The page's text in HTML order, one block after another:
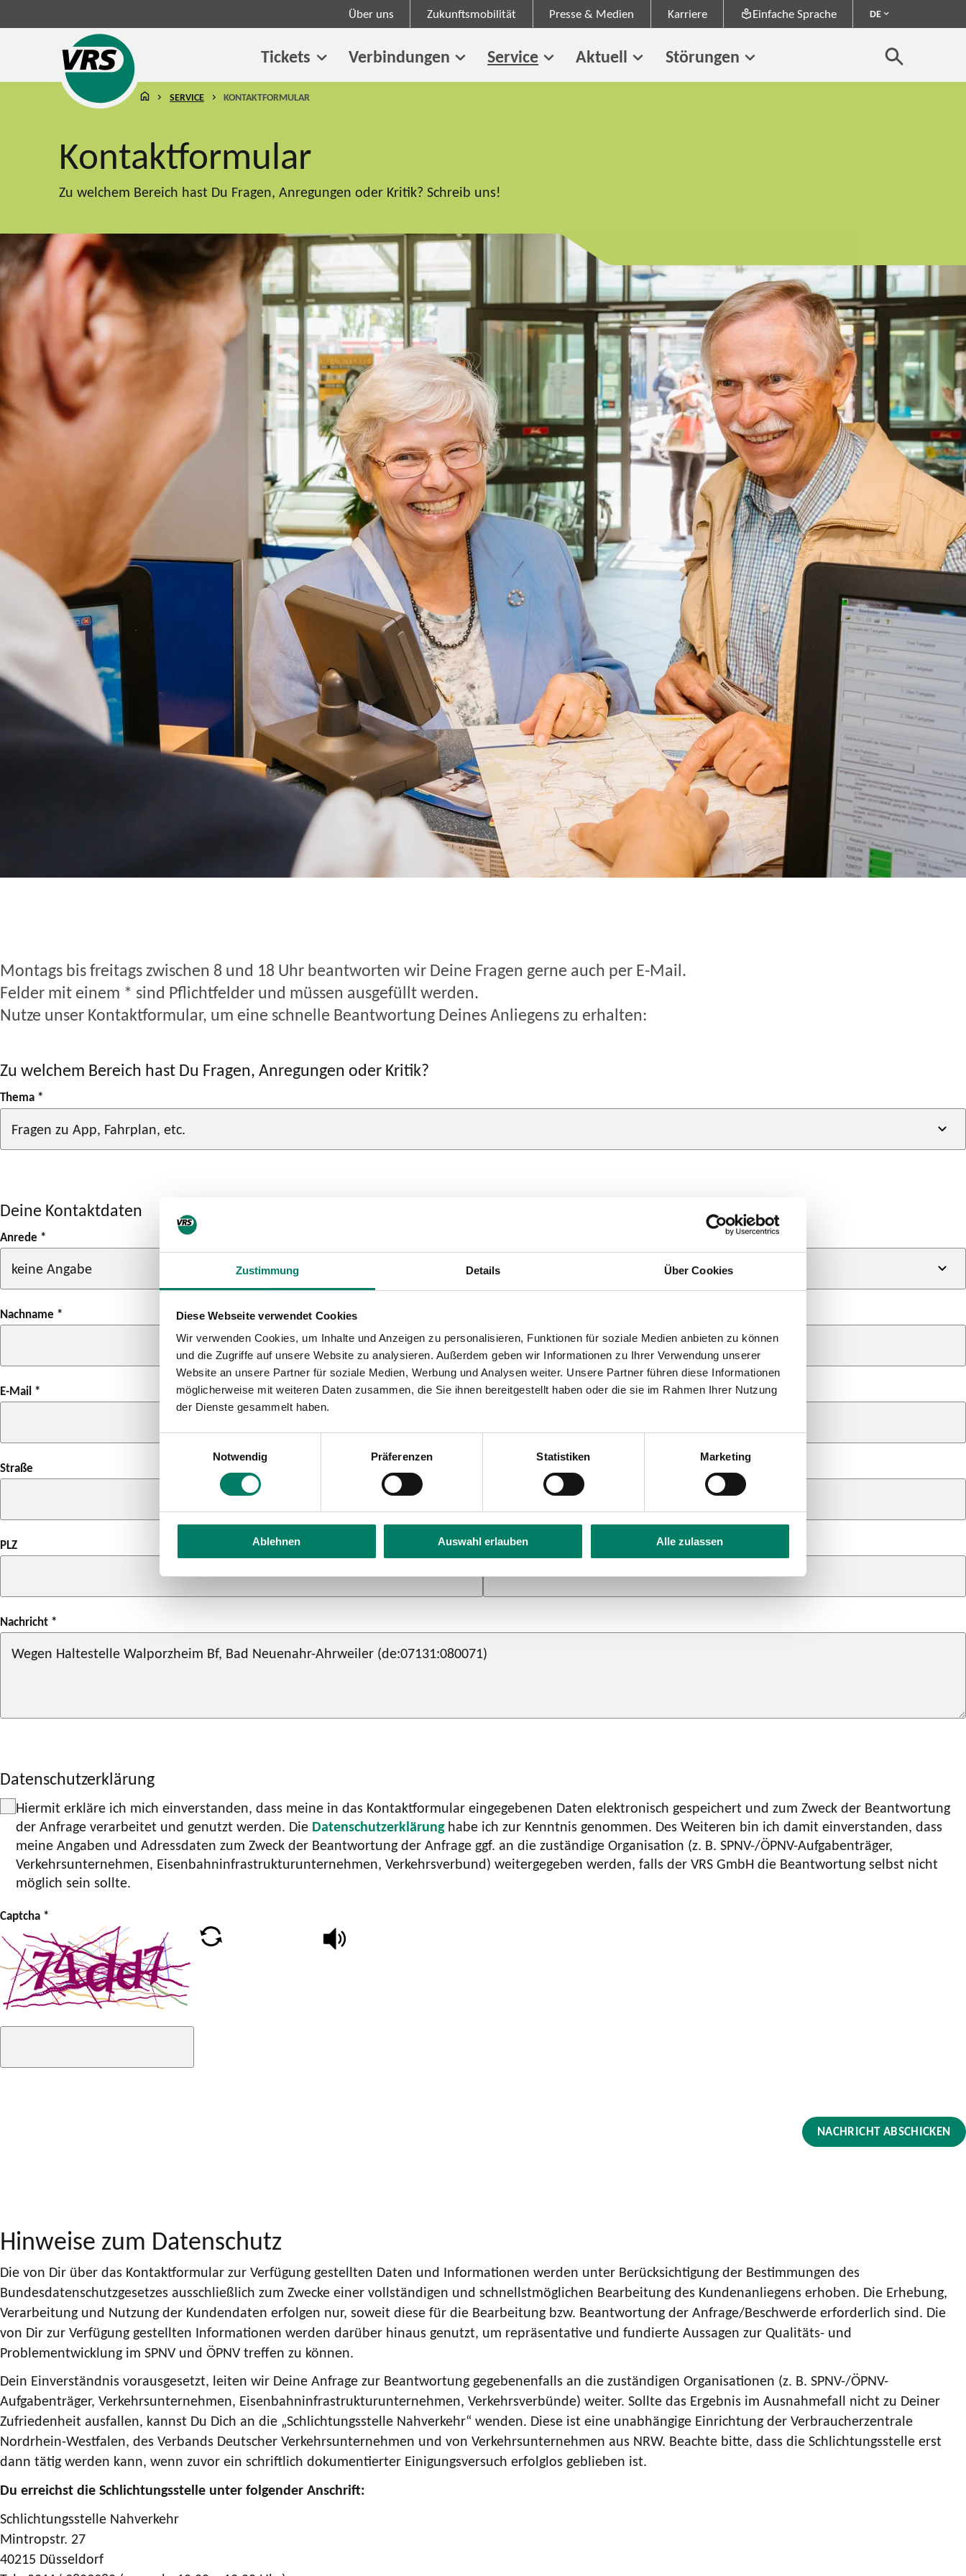
Zustimmung Details Über Cookies
Diese Webseite verwendet Cookies
Wir verwenden Cookies, um Inhalte und Anzeigen zu personalisieren, Funktionen für soziale Medien anbieten zu können
und die Zugriffe auf unsere Website zu analysieren. Außerdem geben wir Informationen zu Ihrer Verwendung unserer
Website an unsere Partner für soziale Medien, Werbung und Analysen weiter. Unsere Partner führen diese Informationen
möglicherweise mit weiteren Daten zusammen, die Sie ihnen bereitgestellt haben oder die sie im Rahmen Ihrer Nutzung
der Dienste gesammelt haben.
Einwilligungsauswahl
Notwendig
Präferenzen Statistiken Marketing
Ablehnen Auswahl erlauben Alle zulassen
Über uns Zukunftsmobilität Presse & Medien Karriere Einfache Sprache DE
Tickets Verbindungen Service Aktuell Störungen
STARTSEITE
SERVICE KONTAKTFORMULAR
Kontaktformular
Zu welchem Bereich hast Du Fragen, Anregungen oder Kritik? Schreib uns!
Montags bis freitags zwischen 8 und 18 Uhr beantworten wir Deine Fragen gerne auch per E-Mail.
Felder mit einem * sind Pflichtfelder und müssen ausgefüllt werden.
Nutze unser Kontaktformular, um eine schnelle Beantwortung Deines Anliegens zu erhalten:
Zu welchem Bereich hast Du Fragen, Anregungen oder Kritik?
Thema *
Deine Kontaktdaten
Anrede *
Nachname *
E-Mail *
Straße Hausnummer
PLZ Ort
Nachricht *
Datenschutzerklärung
Hiermit erkläre ich mich einverstanden, dass meine in das Kontaktformular eingegebenen Daten elektronisch gespeichert und zum Zweck der Beantwortung
der Anfrage verarbeitet und genutzt werden. Die Datenschutzerklärunghabe ich zur Kenntnis genommen. Des Weiteren bin ich damit einverstanden, dass
meine Angaben und Adressdaten zum Zweck der Beantwortung der Anfrage ggf. an die zuständige Organisation (z. B. SPNV-/ÖPNV-Aufgabenträger,
Verkehrsunternehmen, Eisenbahninfrastrukturunternehmen, Verkehrsverbund) weitergegeben werden, falls der VRS GmbH die Beantwortung selbst nicht
möglich sein sollte.
Captcha *
NACHRICHT ABSCHICKEN
Hinweise zum Datenschutz
Die von Dir über das Kontaktformular zur Verfügung gestellten Daten und Informationen werden unter Berücksichtigung der Bestimmungen des
Bundesdatenschutzgesetzes ausschließlich zum Zwecke einer vollständigen und schnellstmöglichen Bearbeitung des Kundenanliegens erhoben. Die Erhebung,
Verarbeitung und Nutzung der Kundendaten erfolgen nur, soweit diese für die Bearbeitung bzw. Beantwortung der Anfrage/Beschwerde erforderlich sind. Die
von Dir zur Verfügung gestellten Informationen werden darüber hinaus genutzt, um repräsentative und fundierte Aussagen zur Qualitäts- und
Problementwicklung im SPNV und ÖPNV treffen zu können.
Dein Einverständnis vorausgesetzt, leiten wir Deine Anfrage zur Beantwortung gegebenenfalls an die zuständigen Organisationen (z. B. SPNV-/ÖPNV-
Aufgabenträger, Verkehrsunternehmen, Eisenbahninfrastrukturunternehmen, Verkehrsverbünde) weiter. Sollte das Ergebnis im Ausnahmefall nicht zu Deiner
Zufriedenheit ausfallen, kannst Du Dich an die „Schlichtungsstelle Nahverkehr“ wenden. Diese ist eine unabhängige Einrichtung der Verbraucherzentrale
Nordrhein-Westfalen, des Verbands Deutscher Verkehrsunternehmen und von Verkehrsunternehmen aus NRW. Beachte bitte, dass die Schlichtungsstelle erst
dann tätig werden kann, wenn zuvor ein schriftlich dokumentierter Einigungsversuch erfolglos geblieben ist.
Du erreichst die Schlichtungsstelle unter folgender Anschrift:
Schlichtungsstelle Nahverkehr
Mintropstr. 27
40215 Düsseldorf